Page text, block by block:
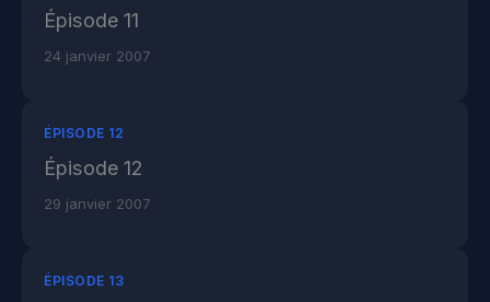
Épisode 11
24 janvier 2007
ÉPISODE 12
Épisode 12
29 janvier 2007
ÉPISODE 13